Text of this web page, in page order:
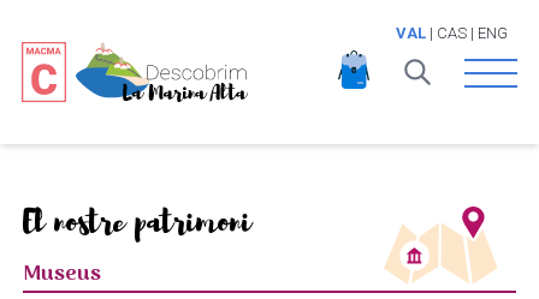
VAL| CAS| ENG
Open
El nostre patrimoni
Museus